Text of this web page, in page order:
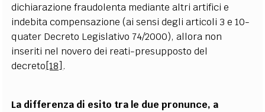
dichiarazione fraudolenta mediante altri artifici e
indebita compensazione (ai sensi degli articoli 3 e 10-
quater Decreto Legislativo 74/2000), allora non
inseriti nel novero dei reati-presupposto del
decreto[18] .
La differenza di esito tra le due pronunce, a